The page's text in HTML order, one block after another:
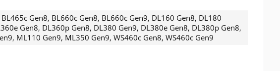
Gen8, BL660c Gen8, BL660c Gen9, DL160 Gen8, DL180
Gen8, DL360p Gen8, DL380 Gen9, DL380e Gen8, DL380p Gen8,
ML110 Gen9, ML350 Gen9, WS460c Gen8, WS460c Gen9